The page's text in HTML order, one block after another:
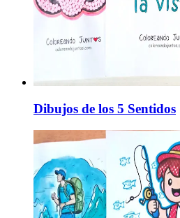
Dibujos de los 5 Sentidos